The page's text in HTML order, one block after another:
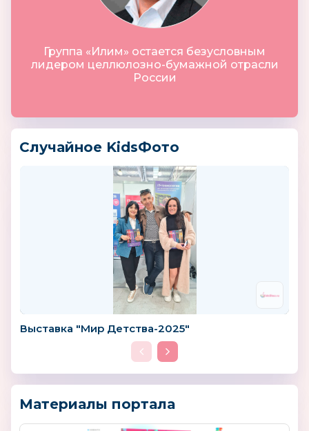
Группа «Илим» остается безусловным
лидером целлюлозно-бумажной отрасли
России
Случайное KidsФото
Выставка "Мир Детства-2025"
Материалы портала